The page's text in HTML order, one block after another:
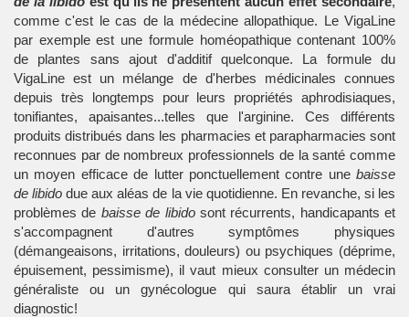
comme c'est le cas de la médecine allopathique. Le VigaLine
par exemple est une formule homéopathique contenant 100%
de plantes sans ajout d'additif quelconque. La formule du
VigaLine est un mélange de d'herbes médicinales connues
depuis très longtemps pour leurs propriétés aphrodisiaques,
tonifiantes, apaisantes...telles que l'arginine. Ces différents
produits distribués dans les pharmacies et parapharmacies sont
reconnues par de nombreux professionnels de la santé comme
un moyen efficace de lutter ponctuellement contre une baisse
de libido due aux aléas de la vie quotidienne. En revanche, si les
problèmes de baisse de libidosont récurrents, handicapants et
s'accompagnent d'autres symptômes physiques
(démangeaisons, irritations, douleurs) ou psychiques (déprime,
épuisement, pessimisme), il vaut mieux consulter un médecin
généraliste ou un gynécologue qui saura établir un vrai
diagnostic!